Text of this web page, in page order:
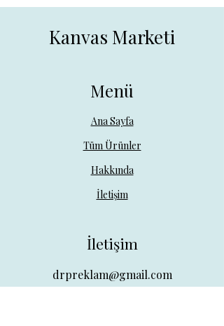
Kanvas Marketi
Menü
Ana Sayfa
Tüm Ürünler
Hakkında
İletişim
İletişim
drpreklam@gmail.com